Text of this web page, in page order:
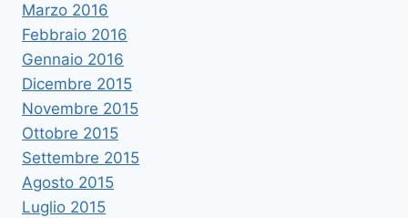
Marzo 2016
Febbraio 2016
Gennaio 2016
Dicembre 2015
Novembre 2015
Ottobre 2015
Settembre 2015
Agosto 2015
Luglio 2015